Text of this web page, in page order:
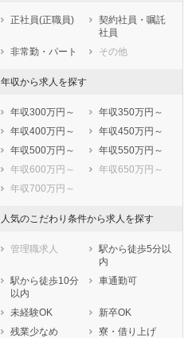
正社員(正職員)
契約社員・嘱託
社員
非常勤・パート
その他
年収から求人を探す
年収300万円～
年収350万円～
年収400万円～
年収450万円～
年収500万円～
年収550万円～
年収600万円～
年収650万円～
年収700万円～
人気のこだわり条件から求人を探す
管理職求人
駅から徒歩5分以
内
駅から徒歩10分
以内
車通勤可
未経験OK
新卒OK
残業少なめ
寮・借り上げ